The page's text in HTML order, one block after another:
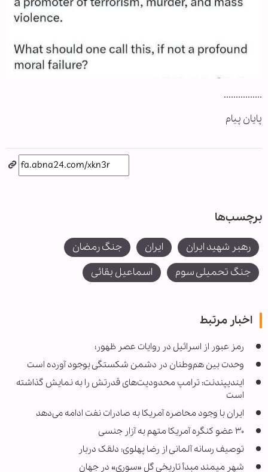
................
پایان پیام
برچسب‌ها
رهبر شهید ایران ایران
جنگ رمضان
جنگ تحمیلی سوم
اسماعیل بقائی
اخبار مرتبط
رمز عبور از اسرائیل در روایات عصر ظهور؛
وحدت بین هم‌وطنان در دشمن شکستگی بوجود آورده است
ایندیپندنت: ترامپ محدودیت‌های قدرتش را به نمایش گذاشته
است
ایران با وجود محاصره آمریکا به صادرات نفت ادامه می‌دهد
۳۰ عضو کنگره آمریکا متهم به آزار جنسی
توصیف رسانه آلمانی از رضا پهلوی: دلقک دربار
شهر میمند مبدأ تاریخی گل «سوری» در جهان